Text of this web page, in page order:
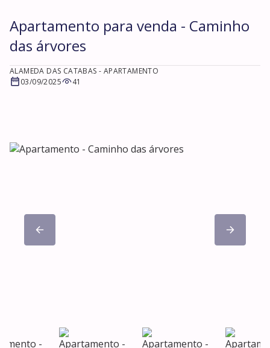
Apartamento para venda - Caminho
das árvores
ALAMEDA DAS CATABAS - APARTAMENTO
03/09/2025
41